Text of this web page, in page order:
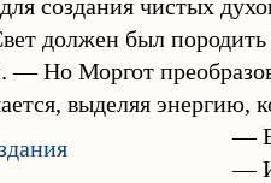
создания чистых
должен был
— Но Моргот
выделяя энергию,
—
—